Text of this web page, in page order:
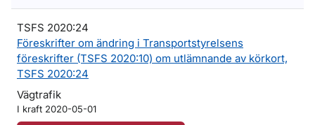
TSFS 2020:24
Föreskrifter om ändring i Transportstyrelsens
föreskrifter (TSFS 2020:10) om utlämnande av körkort,
TSFS 2020:24
Vägtrafik
I kraft 2020-05-01